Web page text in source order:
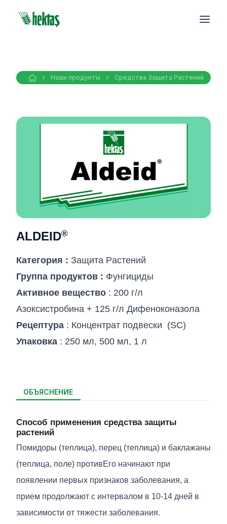
Наши продукты Средства Защита Pастений
ALDEID®
Категория : Защита Pастений
Группа продуктов : Фунгициды
Активное вещество : 200 г/л
Азоксистробина + 125 г/л Дифеноконазола
Рецептура : Концентрат подвески (SC)
Упаковка : 250 мл, 500 мл, 1 л
ОБЪЯСНЕНИЕ
Способ применения средства защиты
растений
Помидоры (теплица), перец (теплица) и баклажаны
(теплица, поле) противЕго начинают при
появлении первых признаков заболевания, а
прием продолжают с интервалом в 10-14 дней в
зависимости от тяжести заболевания.